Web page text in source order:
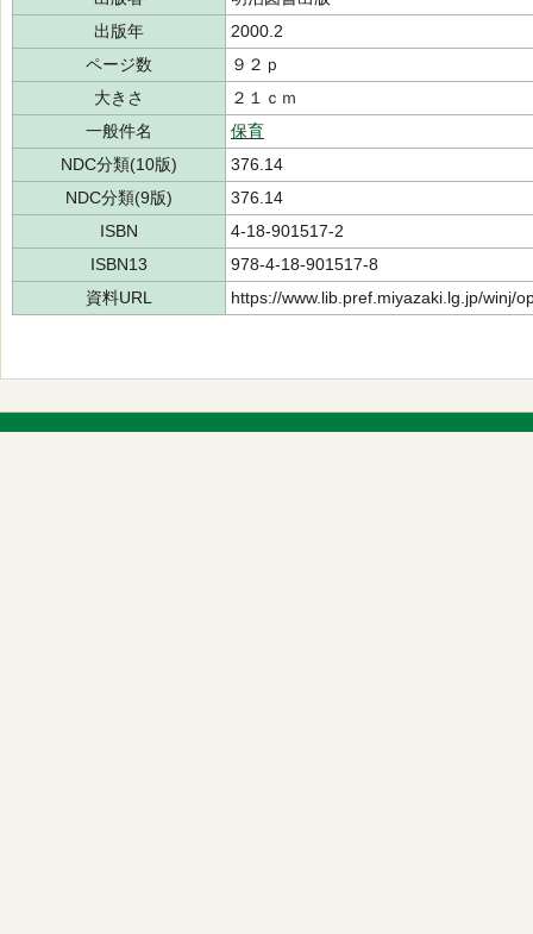
出版年
2000.2
ページ数
９２ｐ
大きさ
２１ｃｍ
一般件名
保育
NDC分類(10版)
376.14
NDC分類(9版)
376.14
ISBN
4-18-901517-2
ISBN13
978-4-18-901517-8
資料URL
https://www.lib.pref.miyazaki.lg.jp/winj/